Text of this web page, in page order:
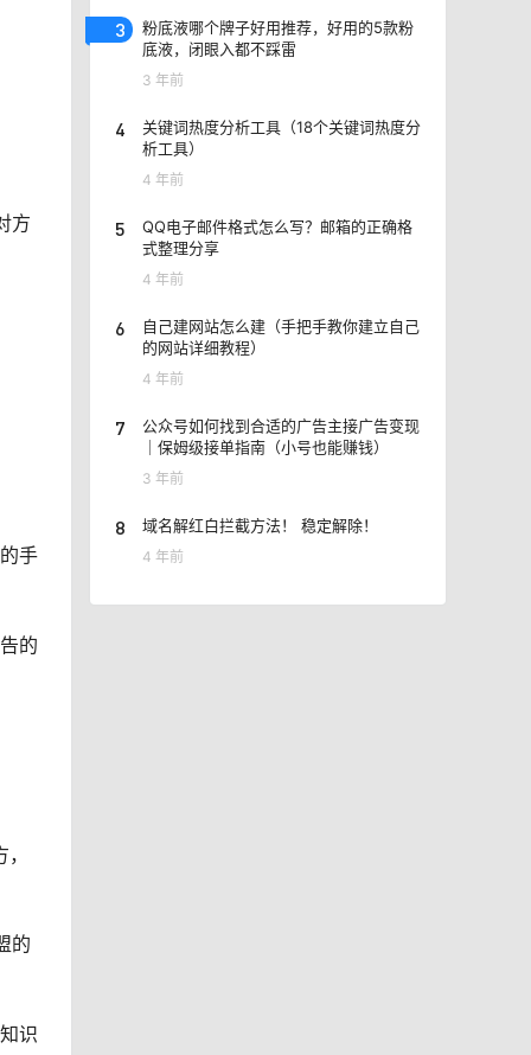
方
手
的
的
识
3
粉底液哪个牌子好用推荐，好用的5款粉
底液，闭眼入都不踩雷
3 年前
4
关键词热度分析工具（18个关键词热度分
析工具）
4 年前
5
QQ电子邮件格式怎么写？邮箱的正确格
式整理分享
4 年前
6
自己建网站怎么建（手把手教你建立自己
的网站详细教程）
4 年前
7
公众号如何找到合适的广告主接广告变现
｜保姆级接单指南（小号也能赚钱）
3 年前
8 域名解红白拦截方法！ 稳定解除！
4 年前